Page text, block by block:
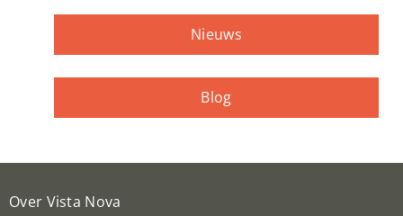
Nieuws
Blog
Over Vista Nova